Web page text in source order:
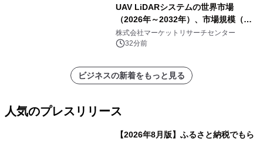
UAV LiDARシステムの世界市場
（2026年～2032年）、市場規模（長
距離LiDARシステム、中距離LiDARシ
ステム、短距離LiDARシステム）・分
株式会社マーケットリサーチセンター
32分前
ビジネスの新着をもっと見る
人気のプレスリリース
【2026年8月版】ふるさと納税でもら